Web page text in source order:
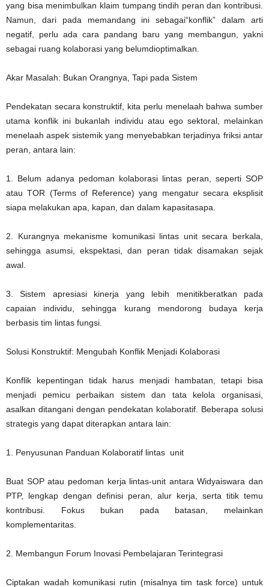
yang bisa menimbulkan klaim tumpang tindih peran dan kontribusi.
Namun, dari pada memandang ini sebagai“konflik” dalam arti
negatif, perlu ada cara pandang baru yang membangun, yakni
sebagai ruang kolaborasi yang belumdioptimalkan.
Akar Masalah: Bukan Orangnya, Tapi pada Sistem
Pendekatan secara konstruktif, kita perlu menelaah bahwa sumber
utama konflik ini bukanlah individu atau ego sektoral, melainkan
menelaah aspek sistemik yang menyebabkan terjadinya friksi antar
peran, antara lain:
1. Belum adanya pedoman kolaborasi lintas peran, seperti SOP
atau TOR (Terms of Reference) yang mengatur secara eksplisit
siapa melakukan apa, kapan, dan dalam kapasitasapa.
2. Kurangnya mekanisme komunikasi lintas unit secara berkala,
sehingga asumsi, ekspektasi, dan peran tidak disamakan sejak
awal.
3. Sistem apresiasi kinerja yang lebih menitikberatkan pada
capaian individu, sehingga kurang mendorong budaya kerja
berbasis tim lintas fungsi.
Solusi Konstruktif: Mengubah Konflik Menjadi Kolaborasi
Konflik kepentingan tidak harus menjadi hambatan, tetapi bisa
menjadi pemicu perbaikan sistem dan tata kelola organisasi,
asalkan ditangani dengan pendekatan kolaboratif. Beberapa solusi
strategis yang dapat diterapkan antara lain:
1. Penyusunan Panduan Kolaboratif lintas unit
Buat SOP atau pedoman kerja lintas-unit antara Widyaiswara dan
PTP, lengkap dengan definisi peran, alur kerja, serta titik temu
kontribusi. Fokus bukan pada batasan, melainkan
komplementaritas.
2. Membangun Forum Inovasi Pembelajaran Terintegrasi
Ciptakan wadah komunikasi rutin (misalnya tim task force) untuk